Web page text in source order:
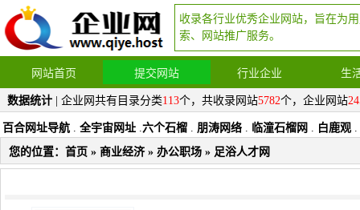
收录各行业优秀企业网站，旨在为
索、网站推广服务。
网站首页 提交网站 行业企业 生
数据统计 | 企业网共有目录分类113个，共收录网站5782个，企业网站
百合网址导航 . 全宇宙网址 .六个石榴 . 朋涛网络 . 临潼石榴网 . 白鹿观 .
您的位置： 首页 » 商业经济» 办公职场 » 足浴人才网